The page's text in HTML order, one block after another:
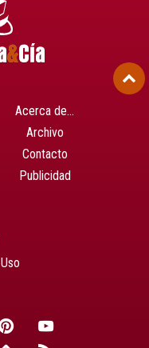
Acerca de…
Archivo
Contacto
Publicidad